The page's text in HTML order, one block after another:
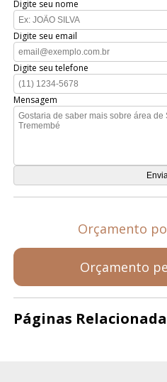
Digite seu nome
Digite seu email
Digite seu telefone
Mensagem
Orçamento
Orçamento
Páginas